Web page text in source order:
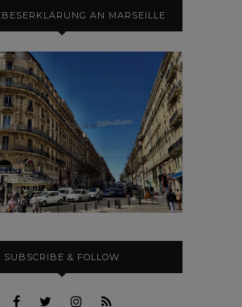
AN MARSEILLE
SUBSCRIBE & FOLLOW